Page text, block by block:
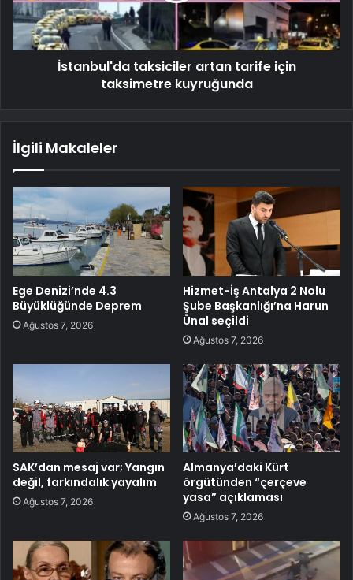
İstanbul'da taksiciler artan tarife için
taksimetre kuyruğunda
İlgili Makaleler
Ege Denizi’nde 4.3
Büyüklüğünde Deprem
Ağustos 7, 2026
Hizmet-İş Antalya 2 Nolu
Şube Başkanlığı’na Harun
Ünal seçildi
Ağustos 7, 2026
SAK’dan mesaj var; Yangın
değil, farkındalık yayalım
Ağustos 7, 2026
Almanya’daki Kürt
örgütünden “çerçeve
yasa” açıklaması
Ağustos 7, 2026